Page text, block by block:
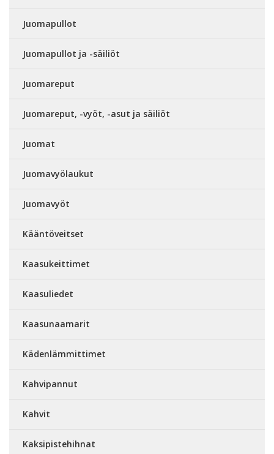
Juomapullot
Juomapullot ja -säiliöt
Juomareput
Juomareput, -vyöt, -asut ja säiliöt
Juomat
Juomavyölaukut
Juomavyöt
Kääntöveitset
Kaasukeittimet
Kaasuliedet
Kaasunaamarit
Kädenlämmittimet
Kahvipannut
Kahvit
Kaksipistehihnat